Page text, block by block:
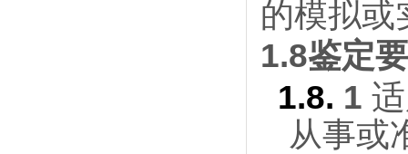
的模拟或
1.8鉴定
1.8. 1
从事或